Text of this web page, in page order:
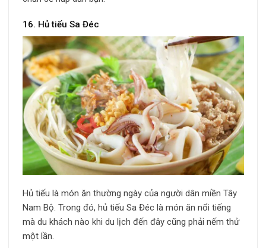
16. Hủ tiếu Sa Đéc
Hủ tiếu là món ăn thường ngày của người dân miền Tây
Nam Bộ. Trong đó, hủ tiếu Sa Đéc là món ăn nổi tiếng
mà du khách nào khi du lịch đến đây cũng phải nếm thử
một lần.